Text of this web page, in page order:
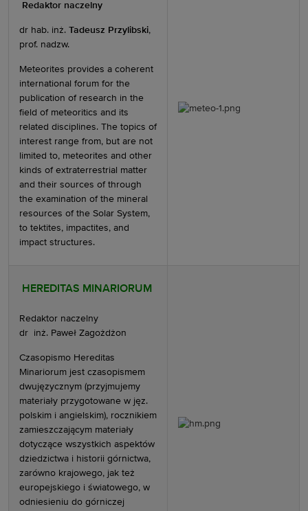
Redaktor naczelny
dr hab. inż. Tadeusz Przylibski,
prof. nadzw.
Meteorites provides a coherent
international forum for the
publication of research in the
field of meteoritics and its
related disciplines. The topics of
interest range from, but are not
limited to, meteorites and other
kinds of extraterrestrial matter
and their sources of through
the examination of the mineral
resources of the Solar System,
to tektites, impactites, and
impact structures.
HEREDITAS MINARIORUM
Redaktor naczelny
dr inż. Paweł Zagożdżon
Czasopismo Hereditas
Minariorum jest czasopismem
dwujęzycznym (przyjmujemy
materiały przygotowane w jęz.
polskim i angielskim), rocznikiem
zamieszczającym materiały
dotyczące wszystkich aspektów
dziedzictwa i historii górnictwa,
zarówno krajowego, jak też
europejskiego i światowego, w
odniesieniu do górniczej